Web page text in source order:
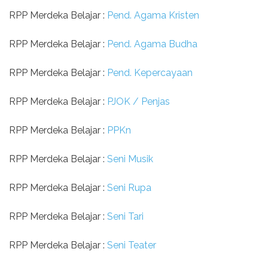
RPP Merdeka Belajar : Pend. Agama Kristen
RPP Merdeka Belajar : Pend. Agama Budha
RPP Merdeka Belajar : Pend. Kepercayaan
RPP Merdeka Belajar : PJOK / Penjas
RPP Merdeka Belajar : PPKn
RPP Merdeka Belajar : Seni Musik
RPP Merdeka Belajar : Seni Rupa
RPP Merdeka Belajar : Seni Tari
RPP Merdeka Belajar : Seni Teater